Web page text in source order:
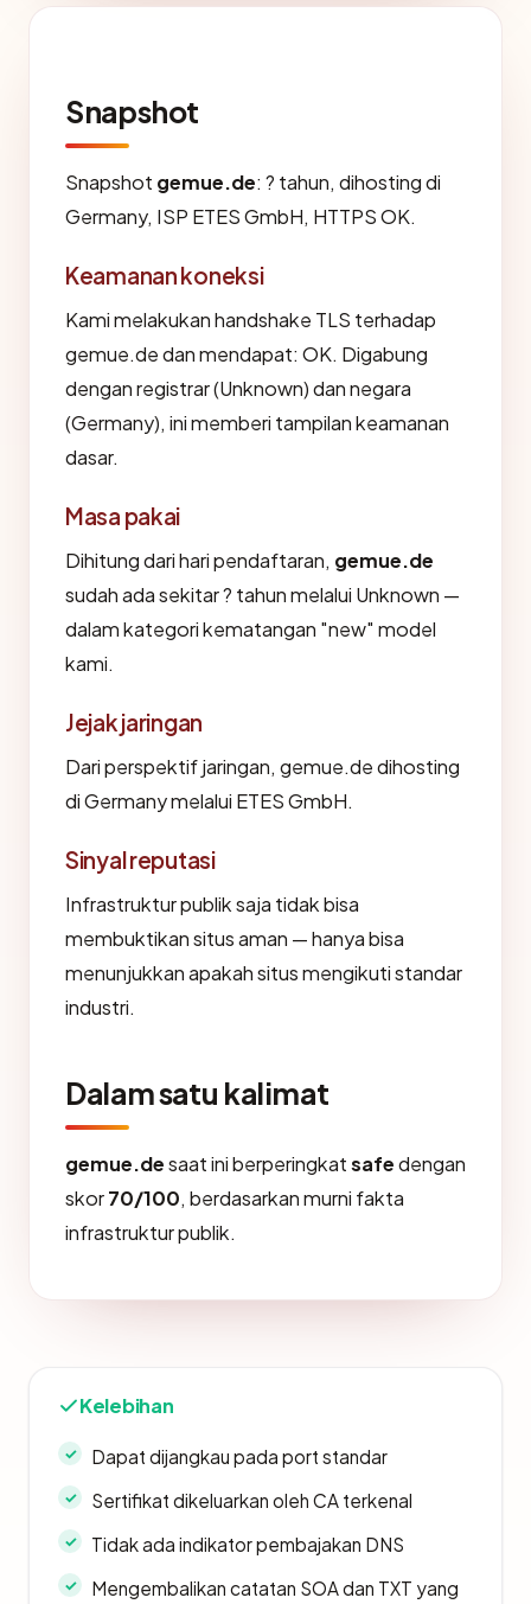
Snapshot
Snapshot gemue.de: ? tahun, dihosting di
Germany, ISP ETES GmbH, HTTPS OK.
Keamanan koneksi
Kami melakukan handshake TLS terhadap
gemue.de dan mendapat: OK. Digabung
dengan registrar (Unknown) dan negara
(Germany), ini memberi tampilan keamanan
dasar.
Masa pakai
Dihitung dari hari pendaftaran, gemue.de
sudah ada sekitar ? tahun melalui Unknown —
dalam kategori kematangan "new" model
kami.
Jejak jaringan
Dari perspektif jaringan, gemue.de dihosting
di Germany melalui ETES GmbH.
Sinyal reputasi
Infrastruktur publik saja tidak bisa
membuktikan situs aman — hanya bisa
menunjukkan apakah situs mengikuti standar
industri.
Dalam satu kalimat
gemue.desaat ini berperingkatsafedengan
skor70/100, berdasarkan murni fakta
infrastruktur publik.
Kelebihan
Dapat dijangkau pada port standar
Sertifikat dikeluarkan oleh CA terkenal
Tidak ada indikator pembajakan DNS
Mengembalikan catatan SOA dan TXT yang